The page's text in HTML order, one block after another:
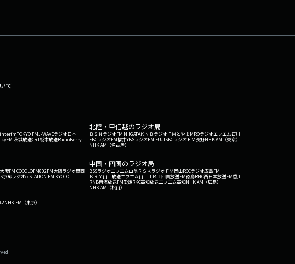
て
interfmTOKYO FMJ-WAVEラジオ日本
茨城放送CRT栃木放送RadioBerry
北陸・甲信越のラジオ局
ＢＳＮラジオFM NIIGATAＫＮＢラジオ ＦＭとやまMROラジオエフエム石川
FBCラジオFM福井YBSラジオFM FUJISBCラジオ ＦＭ長野NHK AM（東京）
NHK AM（名古屋）
阪FM COCOLOFM802FM大阪ラジオ関西
京都ラジオα-STATION FM KYOTO
中国・四国のラジオ局
BSSラジオエフエム山陰ＲＳＫラジオ ＦＭ岡山RCCラジオ広島FM
ＫＲＹ山口放送エフエム山口 ＪＲＴ四国放送FM徳島RNC西日本放送FM香川
RNB南海放送FM愛媛RKC高知放送エフエム高知NHK AM（広島）
NHK AM（松山）
2NHK FM（東京）